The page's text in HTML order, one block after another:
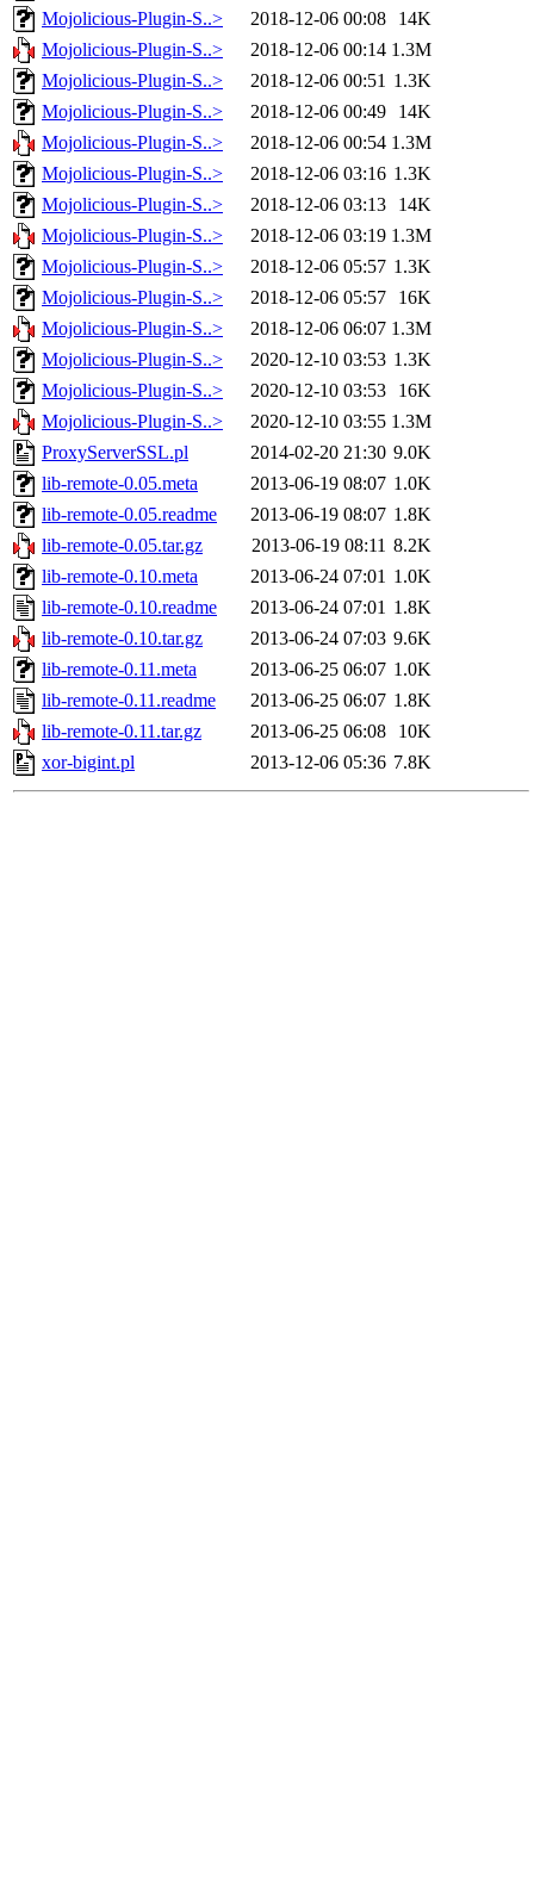
Mojolicious-Plugin-S..>
2018-12-06 00:08
14K
Mojolicious-Plugin-S..>
2018-12-06 00:14 1.3M
Mojolicious-Plugin-S..>
2018-12-06 00:51 1.3K
Mojolicious-Plugin-S..>
2018-12-06 00:49
14K
Mojolicious-Plugin-S..>
2018-12-06 00:54 1.3M
Mojolicious-Plugin-S..>
2018-12-06 03:16 1.3K
Mojolicious-Plugin-S..>
2018-12-06 03:13
14K
Mojolicious-Plugin-S..>
2018-12-06 03:19 1.3M
Mojolicious-Plugin-S..>
2018-12-06 05:57 1.3K
Mojolicious-Plugin-S..>
2018-12-06 05:57
16K
Mojolicious-Plugin-S..>
2018-12-06 06:07 1.3M
Mojolicious-Plugin-S..>
2020-12-10 03:53 1.3K
Mojolicious-Plugin-S..>
2020-12-10 03:53
16K
Mojolicious-Plugin-S..>
2020-12-10 03:55 1.3M
ProxyServerSSL.pl
2014-02-20 21:30 9.0K
lib-remote-0.05.meta
2013-06-19 08:07 1.0K
lib-remote-0.05.readme
2013-06-19 08:07 1.8K
lib-remote-0.05.tar.gz
2013-06-19 08:11 8.2K
lib-remote-0.10.meta
2013-06-24 07:01 1.0K
lib-remote-0.10.readme
2013-06-24 07:01 1.8K
lib-remote-0.10.tar.gz
2013-06-24 07:03 9.6K
lib-remote-0.11.meta
2013-06-25 06:07 1.0K
lib-remote-0.11.readme
2013-06-25 06:07 1.8K
lib-remote-0.11.tar.gz
2013-06-25 06:08
10K
xor-bigint.pl
2013-12-06 05:36 7.8K